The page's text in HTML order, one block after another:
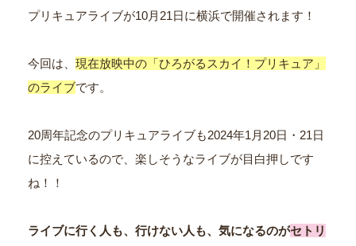
プリキュアライブが10月21日に横浜で開催されます！
今回は、 現在放映中の「ひろがるスカイ！プリキュア」
のライブです。
20周年記念のプリキュアライブも2024年1月20日・21日
に控えているので、楽しそうなライブが目白押しです
ね！！
ライブに行く人も、行けない人も、気になるのがセトリ